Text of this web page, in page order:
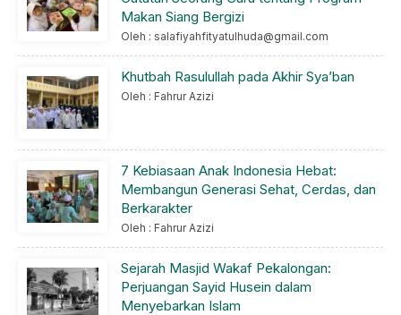
Makan Siang Bergizi
Oleh : salafiyahfityatulhuda@gmail.com
Khutbah Rasulullah pada Akhir Sya’ban
Oleh : Fahrur Azizi
7 Kebiasaan Anak Indonesia Hebat:
Membangun Generasi Sehat, Cerdas, dan
Berkarakter
Oleh : Fahrur Azizi
Sejarah Masjid Wakaf Pekalongan:
Perjuangan Sayid Husein dalam
Menyebarkan Islam